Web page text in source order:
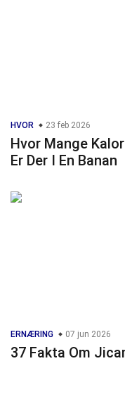
HVOR 23 feb 2026
Hvor Mange
Er Der I En Banan
ERNÆRING 07 jun 2026
37 Fakta Om